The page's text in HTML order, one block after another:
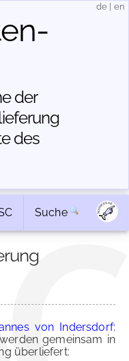
der
des
de en
Suche
von Indersdorf:
werden gemeinsam in
überliefert: